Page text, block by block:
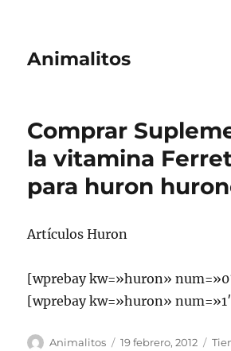
Animalitos
Comprar
la vitamina
para huron
Artículos Huron
[wprebay kw=»huron»
[wprebay kw=»huron»
Autor
Animalitos
Publicado
19 febrero, 2012